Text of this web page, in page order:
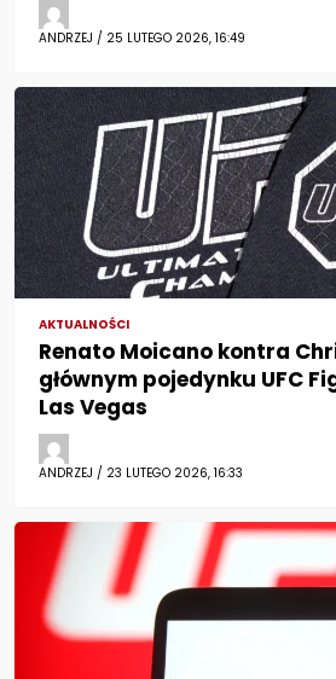
ANDRZEJ / 25 LUTEGO 2026, 16:49
AKTUALNOŚCI
Renato Moicano kontra
głównym pojedynku UFC
Las Vegas
ANDRZEJ / 23 LUTEGO 2026, 16:33